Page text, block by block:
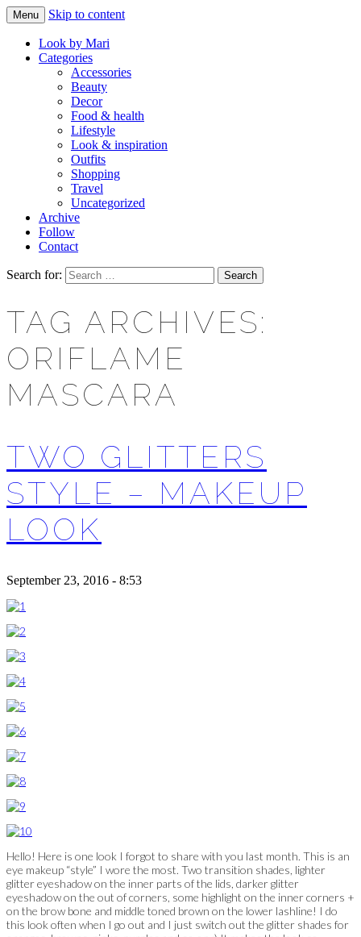
LOOK BY MARI
Makeup & beauty blog
Menu Skip to content
Look by Mari
Categories
Accessories
Beauty
Decor
Food & health
Lifestyle
Look & inspiration
Outfits
Shopping
Travel
Uncategorized
Archive
Follow
Contact
Search for:
TAG ARCHIVES:
ORIFLAME
MASCARA
TWO GLITTERS
STYLE – MAKEUP
LOOK
September 23, 2016 - 8:53
Hello! Here is one look I forgot to share with you last month. This is an
eye makeup “style” I wore the most. Two transition shades, lighter
glitter eyeshadow on the inner parts of the lids, darker glitter
eyeshadow on the out of corners, some highlight on the inner corners +
on the brow bone and middle toned brown on the lower lashline! I do
this look often when I go out and I just switch out the glitter shades for